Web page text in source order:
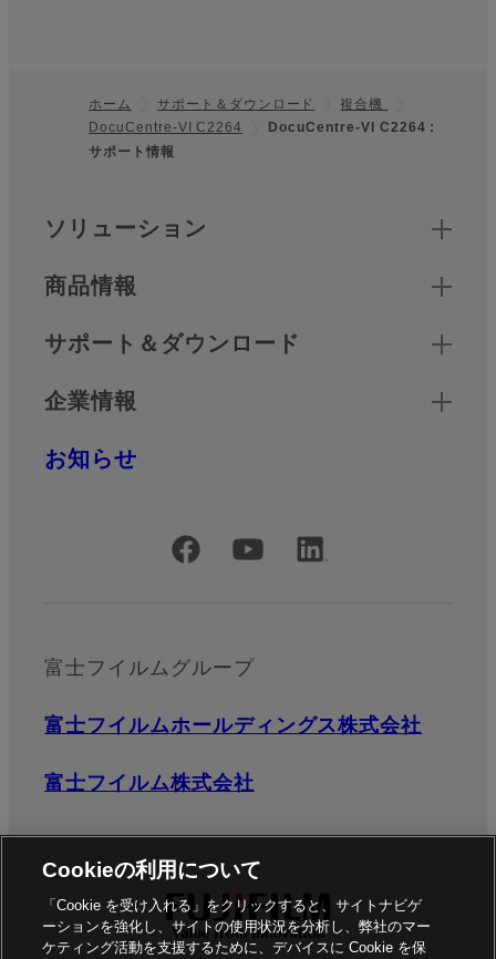
フッター
ホーム サポート＆ダウンロード
複合機
DocuCentre-VI C2264
DocuCentre-VI C2264 :
サポート情報
クイックリンク
ソリューション
商品情報
サポート＆ダウンロード
企業情報
お知らせ
公式SNSアカウント
富士フイルムグループ
富士フイルムホールディングス株式会社
富士フイルム株式会社
Cookieの利用について
「Cookie を受け入れる」をクリックすると、サイトナビゲ
ーションを強化し、サイトの使用状況を分析し、弊社のマー
ケティング活動を支援するために、デバイスに Cookie を保